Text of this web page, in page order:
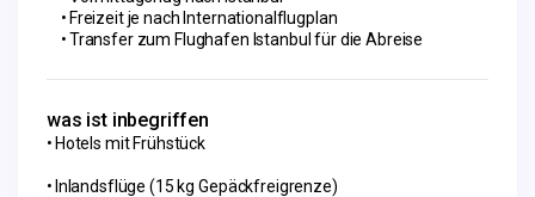
Freizeit je nach Internationalflugplan
Transfer zum Flughafen Istanbul für die Abreise
was ist inbegriffen
Hotels mit Frühstück
Inlandsflüge (15 kg Gepäckfreigrenze)